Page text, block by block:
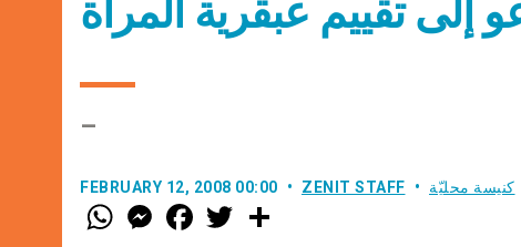
إلى تقييم عبقرية المرأة
–
FEBRUARY 12, 2008 00:00 ZENIT STAFF كنيسة محليّة
W
h
M
e
F
a w